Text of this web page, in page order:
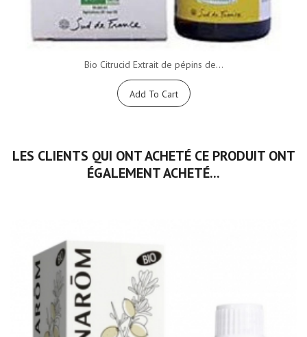
Bio Citrucid Extrait de pépins de...
Add To Cart
LES CLIENTS QUI ONT ACHETÉ CE PRODUIT ONT
ÉGALEMENT ACHETÉ...